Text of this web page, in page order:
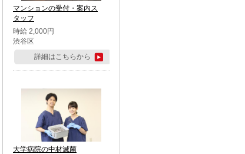
マンションの受付・案内ス
タッフ
時給 2,000円
渋谷区
詳細はこちらから
大学病院の中材滅菌